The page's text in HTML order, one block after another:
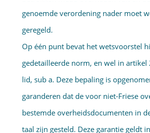
genoemde verordening nader moet
geregeld.
Op één punt bevat het wetsvoorstel
gedetailleerde norm, en wel in artikel
lid, sub a. Deze bepaling is
garanderen dat de voor niet-Friese
bestemde overheids­documenten in
taal zijn gesteld. Deze garantie geldt